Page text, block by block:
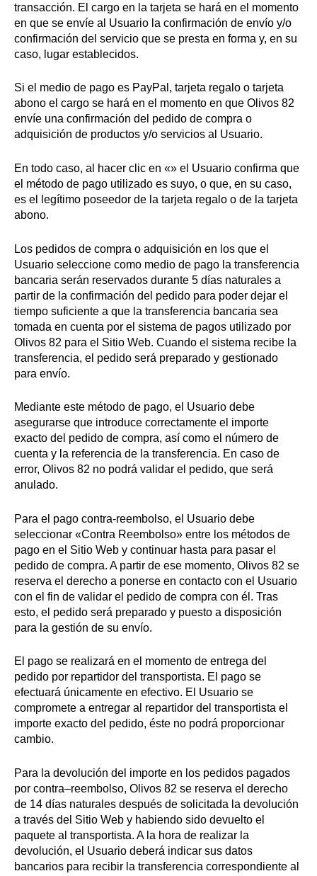
transacción. El cargo en la tarjeta se hará en el momento
en que se envíe al Usuario la confirmación de envío y/o
confirmación del servicio que se presta en forma y, en su
caso, lugar establecidos.
Si el medio de pago es PayPal, tarjeta regalo o tarjeta
abono el cargo se hará en el momento en que Olivos 82
envíe una confirmación del pedido de compra o
adquisición de productos y/o servicios al Usuario.
En todo caso, al hacer clic en «» el Usuario confirma que
el método de pago utilizado es suyo, o que, en su caso,
es el legítimo poseedor de la tarjeta regalo o de la tarjeta
abono.
Los pedidos de compra o adquisición en los que el
Usuario seleccione como medio de pago la transferencia
bancaria serán reservados durante 5 días naturales a
partir de la confirmación del pedido para poder dejar el
tiempo suficiente a que la transferencia bancaria sea
tomada en cuenta por el sistema de pagos utilizado por
Olivos 82 para el Sitio Web. Cuando el sistema recibe la
transferencia, el pedido será preparado y gestionado
para envío.
Mediante este método de pago, el Usuario debe
asegurarse que introduce correctamente el importe
exacto del pedido de compra, así como el número de
cuenta y la referencia de la transferencia. En caso de
error, Olivos 82 no podrá validar el pedido, que será
anulado.
Para el pago contra-reembolso, el Usuario debe
seleccionar «Contra Reembolso» entre los métodos de
pago en el Sitio Web y continuar hasta para pasar el
pedido de compra. A partir de ese momento, Olivos 82 se
reserva el derecho a ponerse en contacto con el Usuario
con el fin de validar el pedido de compra con él. Tras
esto, el pedido será preparado y puesto a disposición
para la gestión de su envío.
El pago se realizará en el momento de entrega del
pedido por repartidor del transportista. El pago se
efectuará únicamente en efectivo. El Usuario se
compromete a entregar al repartidor del transportista el
importe exacto del pedido, éste no podrá proporcionar
cambio.
Para la devolución del importe en los pedidos pagados
por contra–reembolso, Olivos 82 se reserva el derecho
de 14 días naturales después de solicitada la devolución
a través del Sitio Web y habiendo sido devuelto el
paquete al transportista. A la hora de realizar la
devolución, el Usuario deberá indicar sus datos
bancarios para recibir la transferencia correspondiente al